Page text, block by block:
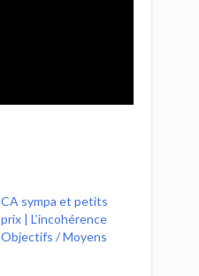
CA sympa et petits
prix | L’incohérence
Objectifs / Moyens